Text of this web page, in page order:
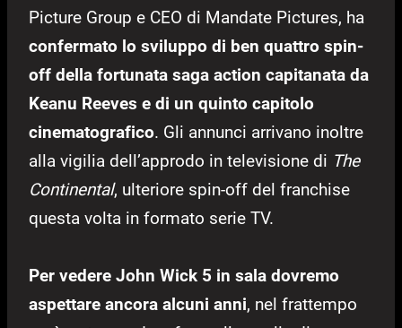
Picture Group e CEO di Mandate Pictures, ha
confermato lo sviluppo di ben quattro spin-
off della fortunata saga action capitanata da
Keanu Reeves e di un quinto capitolo
cinematografico. Gli annunci arrivano inoltre
alla vigilia dell’approdo in televisione di The
Continental, ulteriore spin-off del franchise
questa volta in formato serie TV.
Per vedere John Wick 5 in sala dovremo
aspettare ancora alcuni anni, nel frattempo